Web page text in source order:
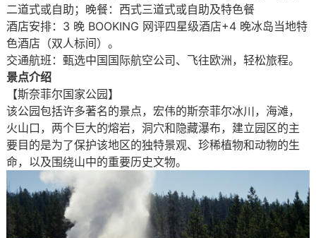
二道式或自助；晚餐：西式三道式或自助及特色餐
酒店安排：3 晚 BOOKING 网评四星级酒店+4 晚冰岛当地特
色酒店（双人标间）。
交通航班：甄选中国国际航空公司、飞往欧洲，轻松旅程。
景点介绍
【斯奈菲尔国家公园】
该公园包括许多著名的景点，宏伟的斯奈菲尔冰川，海滩，
火山口，两个巨大的熔岩，洞穴和隐藏瀑布，建立园区的主
要目的是为了保护该地区的独特景观、珍稀植物和动物的生
命，以及围绕山中的重要历史文物。